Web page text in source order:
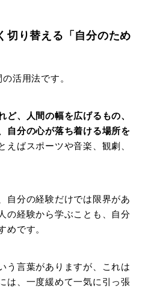
切り替える「自分のため
活用法です。
ど、人間の幅を広げるもの、
自分の心が落ち着ける場所を
えばスポーツや音楽、観劇、
自分の経験だけでは限界があ
の経験から学ぶことも、自分
めです。
う言葉がありますが、これは
は、一度緩めて一気に引っ張